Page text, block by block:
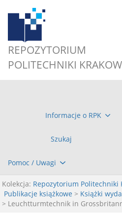
REPOZYTORIUM
POLITECHNIKI
Informacje o RPK
Szukaj
Pomoc / Uwagi
Kolekcja: Repozytorium Politechniki
Publikacje książkowe > Książki
> Leuchtturmtechnik in